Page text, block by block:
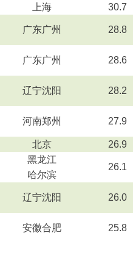
上海 30.7
广东广州 28.8
广东广州 28.6
辽宁沈阳 28.2
河南郑州 27.9
北京 26.9
黑龙江
哈尔滨
26.1
辽宁沈阳 26.0
安徽合肥 25.8